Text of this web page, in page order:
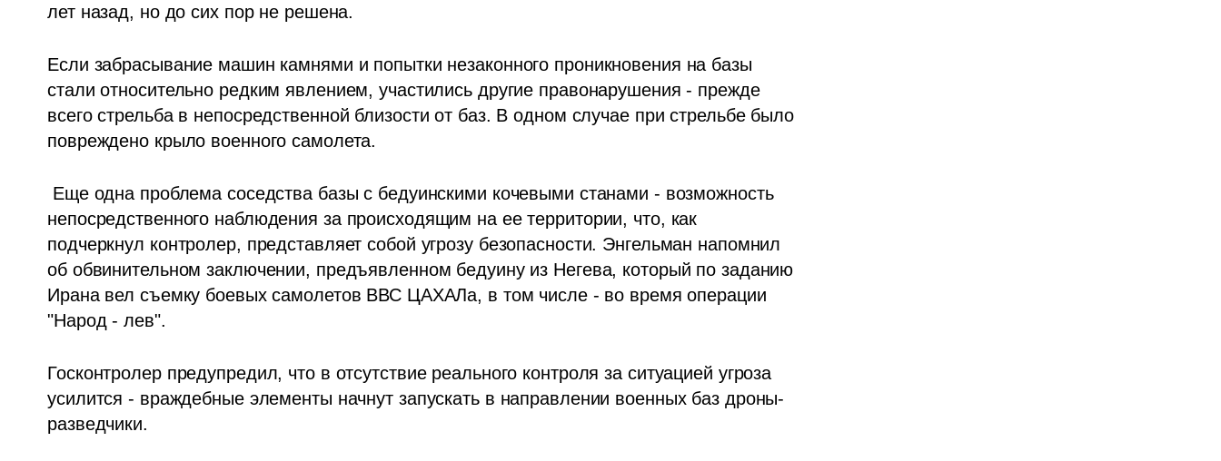
лет назад, но до сих пор не решена.
Если забрасывание машин камнями и попытки незаконного проникновения на базы
стали относительно редким явлением, участились другие правонарушения - прежде
всего стрельба в непосредственной близости от баз. В одном случае при стрельбе было
повреждено крыло военного самолета.
непосредственного наблюдения за происходящим на ее территории, что, как
подчеркнул контролер, представляет собой угрозу безопасности. Энгельман напомнил
об обвинительном заключении, предъявленном бедуину из Негева, который по заданию
Ирана вел съемку боевых самолетов ВВС ЦАХАЛа, в том числе - во время операции
"Народ - лев".
Госконтролер предупредил, что в отсутствие реального контроля за ситуацией угроза
усилится - враждебные элементы начнут запускать в направлении военных баз дроны-
разведчики.